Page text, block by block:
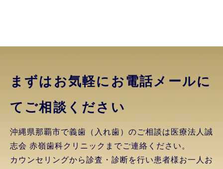
まずはお気軽にお電話メールに
てご相談ください
沖縄県那覇市で義歯（入れ歯）のご相談は医療法人誠
志会 赤嶺歯科クリニックまでご連絡ください。
カウンセリングから診査・診断を行い患者様お一人お